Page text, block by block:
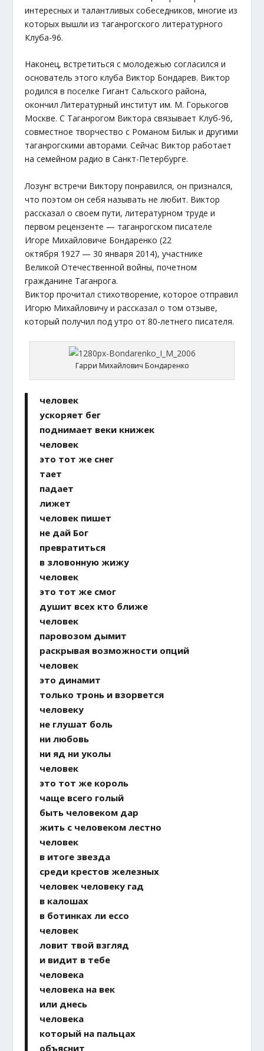
интересных и талантливых собеседников, многие из
которых вышли из таганрогского литературного
Клуба-96.
Наконец, встретиться с молодежью согласился и
основатель этого клуба Виктор Бондарев. Виктор
родился в поселке Гигант Сальского района,
окончил Литературный институт им. М. Горькогов
Москве. С Таганрогом Виктора связывает Клуб-96,
совместное творчество с Романом Билык и другими
таганрогскими авторами. Сейчас Виктор работает
на семейном радио в Санкт-Петербурге.
Лозунг встречи Виктору понравился, он признался,
что поэтом он себя называть не любит. Виктор
рассказал о своем пути, литературном труде и
первом рецензенте — таганрогском писателе
Игоре Михайловиче Бондаренко (22
октября 1927 — 30 января 2014), участнике
Великой Отечественной войны, почетном
гражданине Таганрога.
Виктор прочитал стихотворение, которое отправил
Игорю Михайловичу и рассказал о том отзыве,
который получил под утро от 80-летнего писателя.
Гарри Михайлович Бондаренко
человек
ускоряет бег
поднимает веки книжек
человек
это тот же снег
тает
падает
лижет
человек пишет
не дай Бог
превратиться
в зловонную жижу
человек
это тот же смог
душит всех кто ближе
человек
паровозом дымит
раскрывая возможности опций
человек
это динамит
только тронь и взорвется
человеку
не глушат боль
ни любовь
ни яд ни уколы
человек
это тот же король
чаще всего голый
быть человеком дар
жить c человеком лестно
человек
в итоге звезда
среди крестов железных
человек человеку гад
в калошах
в ботинках ли ecco
человек
ловит твой взгляд
и видит в тебе
человека
человека на век
или днесь
человека
который на пальцах
объяснит